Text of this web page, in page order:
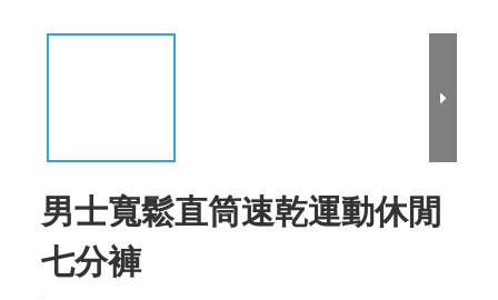
男士寬鬆直筒速乾運動休閒
七分褲